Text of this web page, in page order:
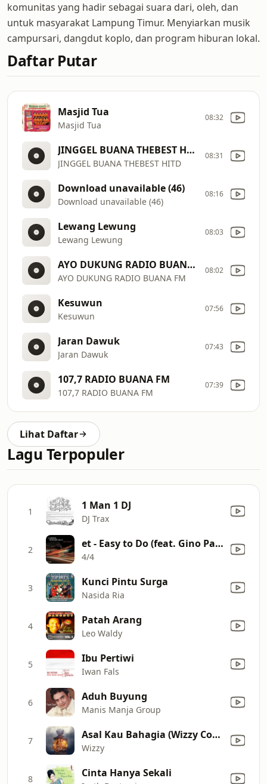
komunitas yang hadir sebagai suara dari, oleh, dan
untuk masyarakat Lampung Timur. Menyiarkan musik
campursari, dangdut koplo, dan program hiburan lokal.
Daftar Putar
Masjid Tua
Masjid Tua
08:32
JINGGEL BUANA THEBEST HITD
JINGGEL BUANA THEBEST HITD
08:31
Download unavailable (46)
Download unavailable (46)
08:16
Lewang Lewung
Lewang Lewung
08:03
AYO DUKUNG RADIO BUANA FM
AYO DUKUNG RADIO BUANA FM
08:02
Kesuwun
Kesuwun
07:56
Jaran Dawuk
Jaran Dawuk
07:43
107,7 RADIO BUANA FM
107,7 RADIO BUANA FM
07:39
Lihat Daftar
Lagu Terpopuler
1 1 Man 1 DJ
DJ Trax
2 et - Easy to Do (feat. Gino Palmisano, Gianni Binetti, Michele Acquafredda & Gianluca Aceto)
4/4
3 Kunci Pintu Surga
Nasida Ria
4 Patah Arang
Leo Waldy
5 Ibu Pertiwi
Iwan Fals
6 Aduh Buyung
Manis Manja Group
7 Asal Kau Bahagia (Wizzy Cover)
Wizzy
8 Cinta Hanya Sekali